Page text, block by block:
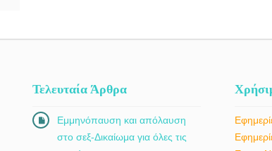
Τελευταία Άρθρα
Εμμηνόπαυση και απόλαυση
στο σεξ-Δικαίωμα για όλες τις